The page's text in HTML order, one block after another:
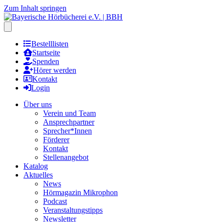
Zum Inhalt springen
Bestelllisten
Startseite
Spenden
Hörer werden
Kontakt
Login
Über uns
Verein und Team
Ansprechpartner
Sprecher*Innen
Förderer
Kontakt
Stellenangebot
Katalog
Aktuelles
News
Hörmagazin Mikrophon
Podcast
Veranstaltungstipps
Newsletter